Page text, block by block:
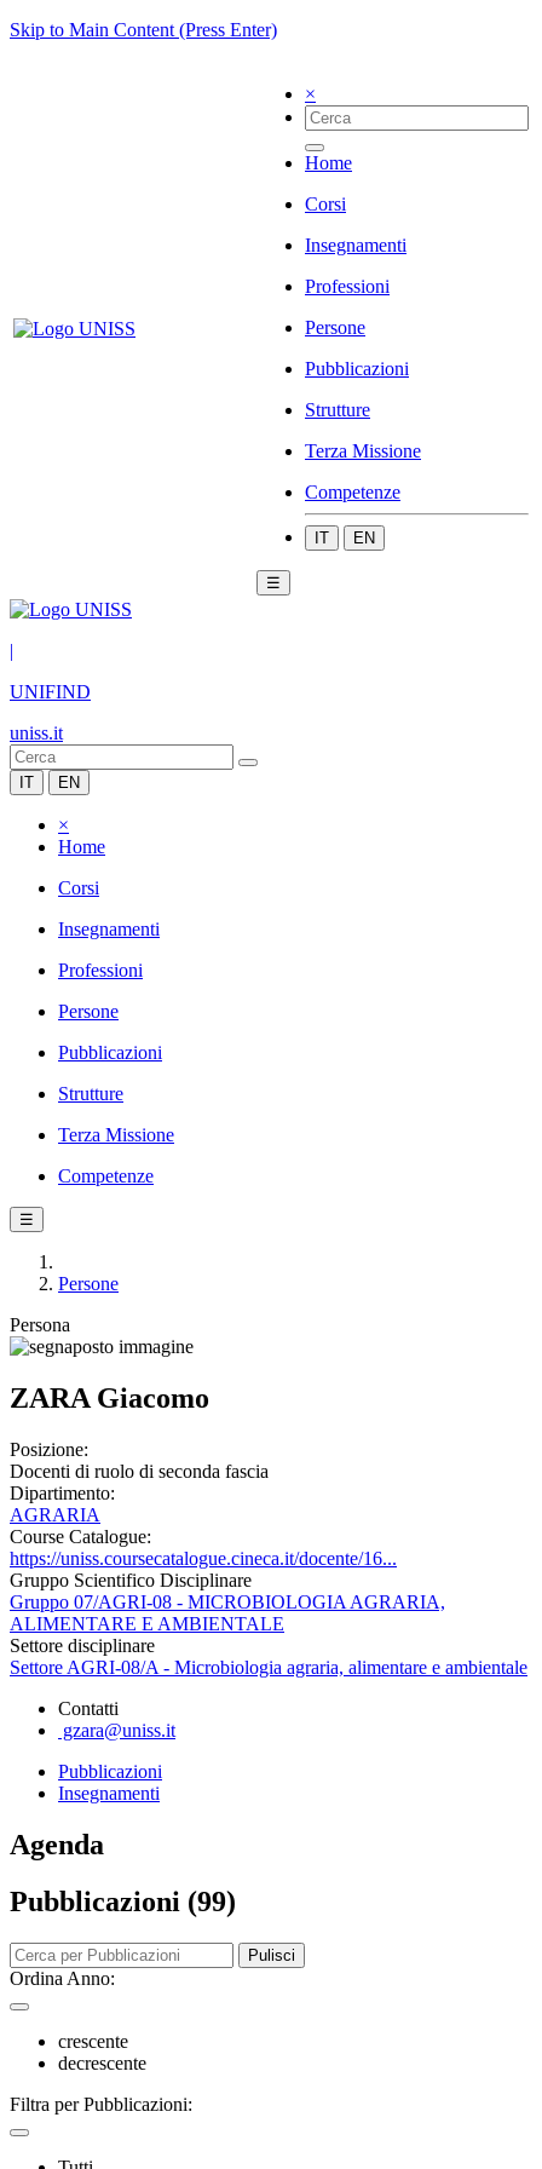
Skip to Main Content (Press Enter)
×
Home
Corsi
Insegnamenti
Professioni
Persone
Pubblicazioni
Strutture
Terza Missione
Competenze
IT EN
☰
|
UNIFIND
uniss.it
IT EN
×
Home
Corsi
Insegnamenti
Professioni
Persone
Pubblicazioni
Strutture
Terza Missione
Competenze
☰
Persone
Persona
ZARA Giacomo
Posizione:
Docenti di ruolo di seconda fascia
Dipartimento:
AGRARIA
Course Catalogue:
https://uniss.coursecatalogue.cineca.it/docente/16...
Gruppo Scientifico Disciplinare
Gruppo 07/AGRI-08 - MICROBIOLOGIA AGRARIA,
ALIMENTARE E AMBIENTALE
Settore disciplinare
Settore AGRI-08/A - Microbiologia agraria, alimentare e ambientale
Contatti
gzara@uniss.it
Pubblicazioni
Insegnamenti
Agenda
Pubblicazioni (99)
Pulisci
Ordina Anno:
crescente
decrescente
Filtra per Pubblicazioni: